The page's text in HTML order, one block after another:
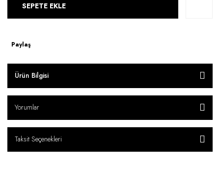
SEPETE EKLE
Paylaş
Ürün Bilgisi
Yorumlar
Taksit Seçenekleri